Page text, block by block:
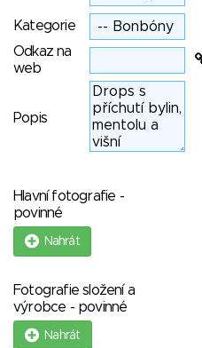
Kategorie
Odkaz na
web
Popis
Hlavní fotografie -
povinné
Nahrát
Fotografie složení a
výrobce - povinné
Nahrát